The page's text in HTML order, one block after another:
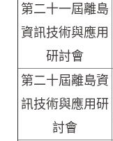
第二十一屆離島
資訊技術與應用
研討會
第二十屆離島資
訊技術與應用研
討會